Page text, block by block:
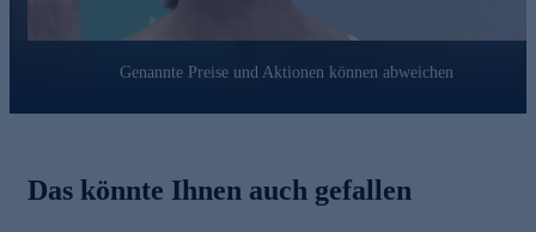
Lichtschutzfaktor 20 (LSF 20)
• Bietet täglichen Schutz vor UVA- und UVB-Strahlen
Genannte Preise und Aktionen können abweichen
Das könnte Ihnen auch gefallen